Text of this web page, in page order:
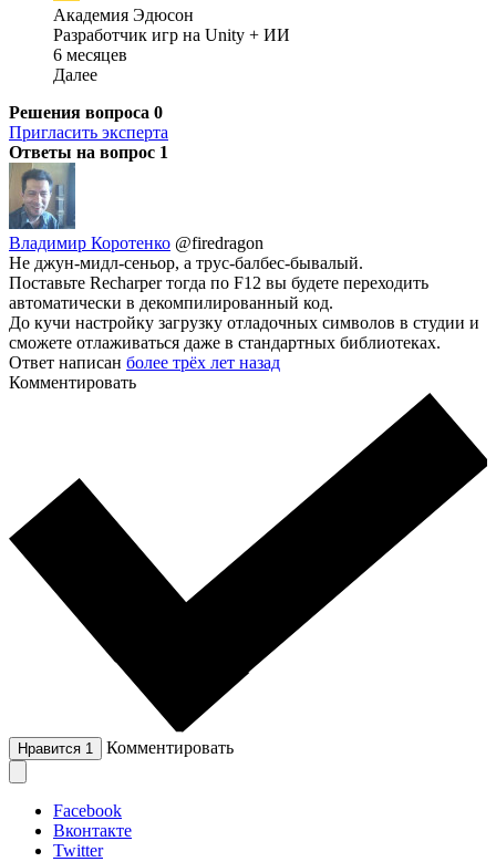
Академия Эдюсон
Разработчик игр на Unity + ИИ
6 месяцев
Далее
Решения вопроса 0
Пригласить эксперта
Ответы на вопрос 1
Владимир Коротенко @firedragon
Не джун-мидл-сеньор, а трус-балбес-бывалый.
Поставьте Recharper тогда по F12 вы будете переходить
автоматически в декомпилированный код.
До кучи настройку загрузку отладочных символов в студии и
сможете отлаживаться даже в стандартных библиотеках.
Ответ написан более трёх лет назад
Комментировать
Нравится 1 Комментировать
Facebook
Вконтакте
Twitter